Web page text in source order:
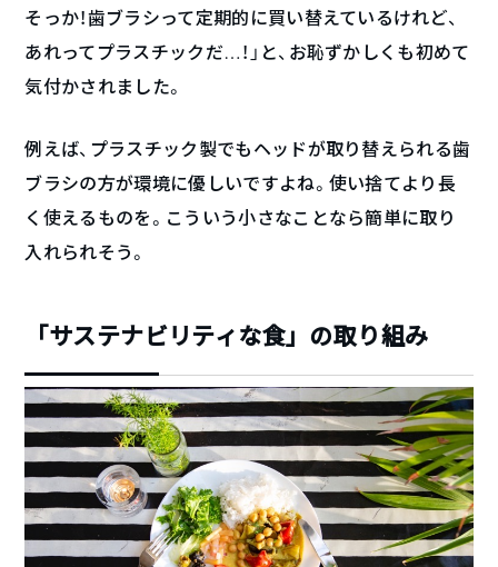
そっか！歯ブラシって定期的に買い替えているけれど、
あれってプラスチックだ…！」と、お恥ずかしくも初めて
気付かされました。
例えば、プラスチック製でもヘッドが取り替えられる歯
ブラシの方が環境に優しいですよね。使い捨てより長
く使えるものを。こういう小さなことなら簡単に取り
入れられそう。
「サステナビリティな食」の取り組み